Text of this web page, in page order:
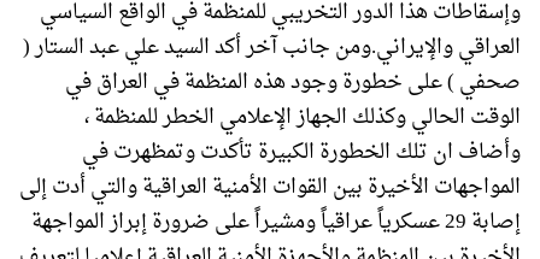
وإسقاطات هذا الدور التخريبي للمنظمة في الواقع السياسي
العراقي والإيراني.ومن جانب آخر أكد السيد علي عبد الستار (
صحفي ) على خطورة وجود هذه المنظمة في العراق في
الوقت الحالي وكذلك الجهاز الإعلامي الخطر للمنظمة ،
وأضاف ان تلك الخطورة الكبيرة تأكدت وتمظهرت في
المواجهات الأخيرة بين القوات الأمنية العراقية والتي أدت إلى
إصابة 29 عسكرياً عراقياً ومشيراً على ضرورة إبراز المواجهة